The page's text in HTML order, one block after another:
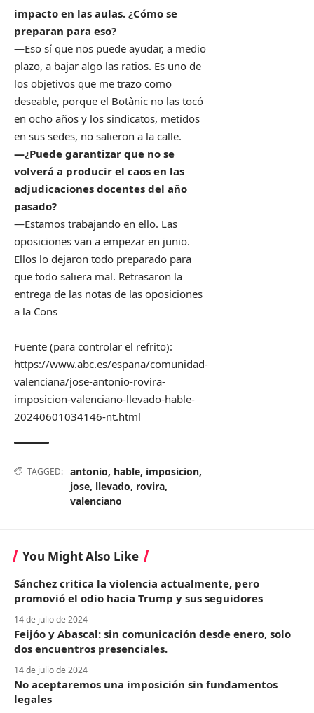
impacto en las aulas. ¿Cómo se
preparan para eso?
—Eso sí que nos puede ayudar, a medio
plazo, a bajar algo las ratios. Es uno de
los objetivos que me trazo como
deseable, porque el Botànic no las tocó
en ocho años y los sindicatos, metidos
en sus sedes, no salieron a la calle.
—¿Puede garantizar que no se
volverá a producir el caos en las
adjudicaciones docentes del año
pasado?
—Estamos trabajando en ello. Las
oposiciones van a empezar en junio.
Ellos lo dejaron todo preparado para
que todo saliera mal. Retrasaron la
entrega de las notas de las oposiciones
a la Cons
Fuente (para controlar el refrito):
https://www.abc.es/espana/comunidad-
valenciana/jose-antonio-rovira-
imposicion-valenciano-llevado-hable-
20240601034146-nt.html
TAGGED: antonio, hable, imposicion,
jose, llevado, rovira,
valenciano
You Might Also Like
Sánchez critica la violencia actualmente, pero
promovió el odio hacia Trump y sus seguidores
14 de julio de 2024
Feijóo y Abascal: sin comunicación desde enero, solo
dos encuentros presenciales.
14 de julio de 2024
No aceptaremos una imposición sin fundamentos
legales